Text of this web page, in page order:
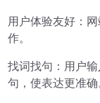
用户体验友好：
作。
找词找句：用户
句，使表达更准确